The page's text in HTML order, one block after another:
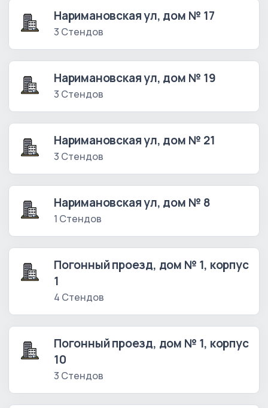
Наримановская ул, дом № 17
3 Стендов
Наримановская ул, дом № 19
3 Стендов
Наримановская ул, дом № 21
3 Стендов
Наримановская ул, дом № 8
1 Стендов
Погонный проезд, дом № 1, корпус
1
4 Стендов
Погонный проезд, дом № 1, корпус
10
3 Стендов